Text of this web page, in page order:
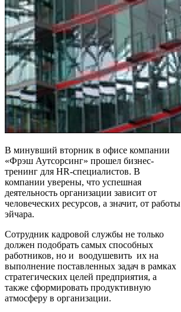
В минувший вторник в офисе компании
«Фрэш Аутсорсинг» прошел бизнес-
тренинг для HR-специалистов. В
компании уверены, что успешная
деятельность организации зависит от
человеческих ресурсов, а значит, от работы
эйчара.
Сотрудник кадровой службы не только
должен подобрать самых способных
работников, но и воодушевить их на
выполнение поставленных задач в рамках
стратегических целей предприятия, а
также сформировать продуктивную
атмосферу в организации.